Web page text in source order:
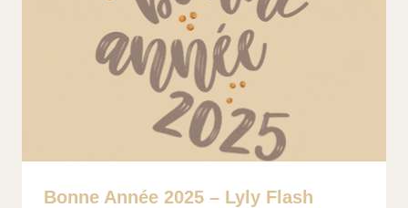
Bonne Année 2025 – Lyly Flash